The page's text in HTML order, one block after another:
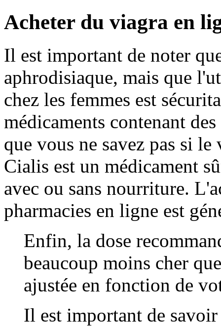
Acheter du viagra en
Il est important de noter
aphrodisiaque, mais que
chez les femmes est
médicaments contenant
que vous ne savez pas si
Cialis est un médicament
avec ou sans nourriture.
pharmacies en ligne est
Enfin, la dose
beaucoup moins cher
ajustée en fonction de
Il est important de